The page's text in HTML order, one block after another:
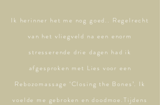
Ik herinner het me nog goed.. Regelrecht
van het vliegveld na een enorm
stresserende drie dagen had ik
afgesproken met Lies voor een
Rebozomassage ‘Closing the Bones’. Ik
voelde me gebroken en doodmoe.Tijdens